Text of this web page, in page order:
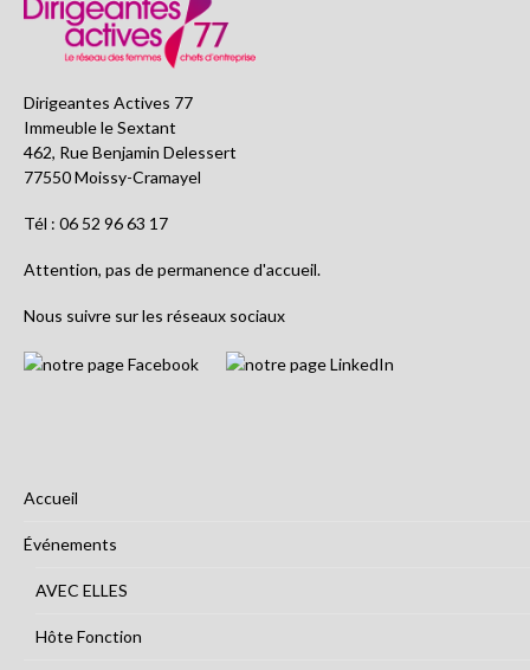
Dirigeantes Actives 77
Immeuble le Sextant
462, Rue Benjamin Delessert
77550 Moissy-Cramayel
Tél : 06 52 96 63 17
Attention, pas de permanence d'accueil.
Nous suivre sur les réseaux sociaux
Accueil
Événements
AVEC ELLES
Hôte Fonction